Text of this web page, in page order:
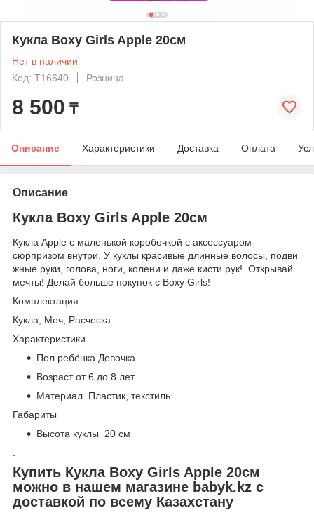
Кукла Boxy Girls Apple 20см
Нет в наличии
Код: Т16640
Розница
8 500 ₸
Описание Характеристики Доставка Оплата
Описание
Кукла Boxy Girls Apple 20см
Кукла Apple c маленькой коробочкой с аксессуаром-
сюрпризом внутри. У куклы красивые длинные волосы, подви
жные руки, голова, ноги, колени и даже кисти рук! Открывай
мечты! Делай больше покупок с Boxy Girls!
Комплектация
Кукла; Меч; Расческа
Характеристики
Пол ребёнка Девочка
Возраст от 6 до 8 лет
Материал Пластик, текстиль
Габариты
Высота куклы 20 см
.
Купить Кукла Boxy Girls Apple 20см
можно в нашем магазине babyk.kz с
доставкой по всему Казахстану